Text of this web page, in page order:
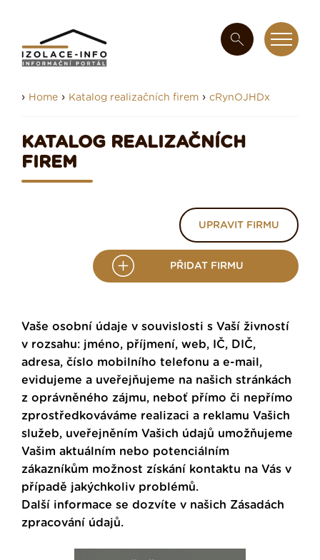
› Home › Katalog realizačních firem › cRynOJHDx
KATALOG REALIZAČNÍCH
FIREM
UPRAVIT FIRMU
PŘIDAT FIRMU
Vaše osobní údaje v souvislosti s Vaší živností
v rozsahu: jméno, příjmení, web, IČ, DIČ,
adresa, číslo mobilního telefonu a e-mail,
evidujeme a uveřejňujeme na našich stránkách
z oprávněného zájmu, neboť přímo či nepřímo
zprostředkováváme realizaci a reklamu Vašich
služeb, uveřejněním Vašich údajů umožňujeme
Vašim aktuálním nebo potenciálním
zákazníkům možnost získání kontaktu na Vás v
případě jakýchkoliv problémů.
Další informace se dozvíte v našich Zásadách
zpracování údajů.